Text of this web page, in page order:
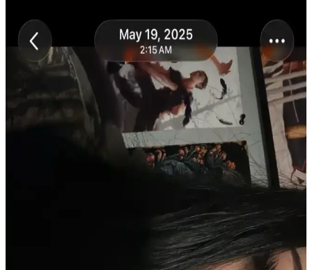
Mat rujlar, kaşlarda canlı renkler ve doğal görünüm sağlar. Pudra ile
sabitleme, kalıcılığı artırır. Kuyruk kısmı şekillendirme gibi yaratıcı
tekniklerle kişisel ifade güçlenir.
Makyajda Özgüven Yaratmanın Yöntemleri ve
Doğru Ürün Seçimi
Makyajda doğru ürün seçimi ve uygulama teknikleri, kişinin
özgüvenini artırır. Göz makyajı, kaş şekillendirme, aydınlatma ve
dudak bakımı özgüvenin temel taşlarıdır.
Kaş İnceltme ve Şekillendirme: Doğal Görünüm İçin
Kaş inceltme ve şekillendirme konusunda doğal görünümü korumak
önemlidir. Hafif şekillendirme, doğru ürün seçimi ve profesyonel
destekle yüz hatları ön plana çıkarılabilir.